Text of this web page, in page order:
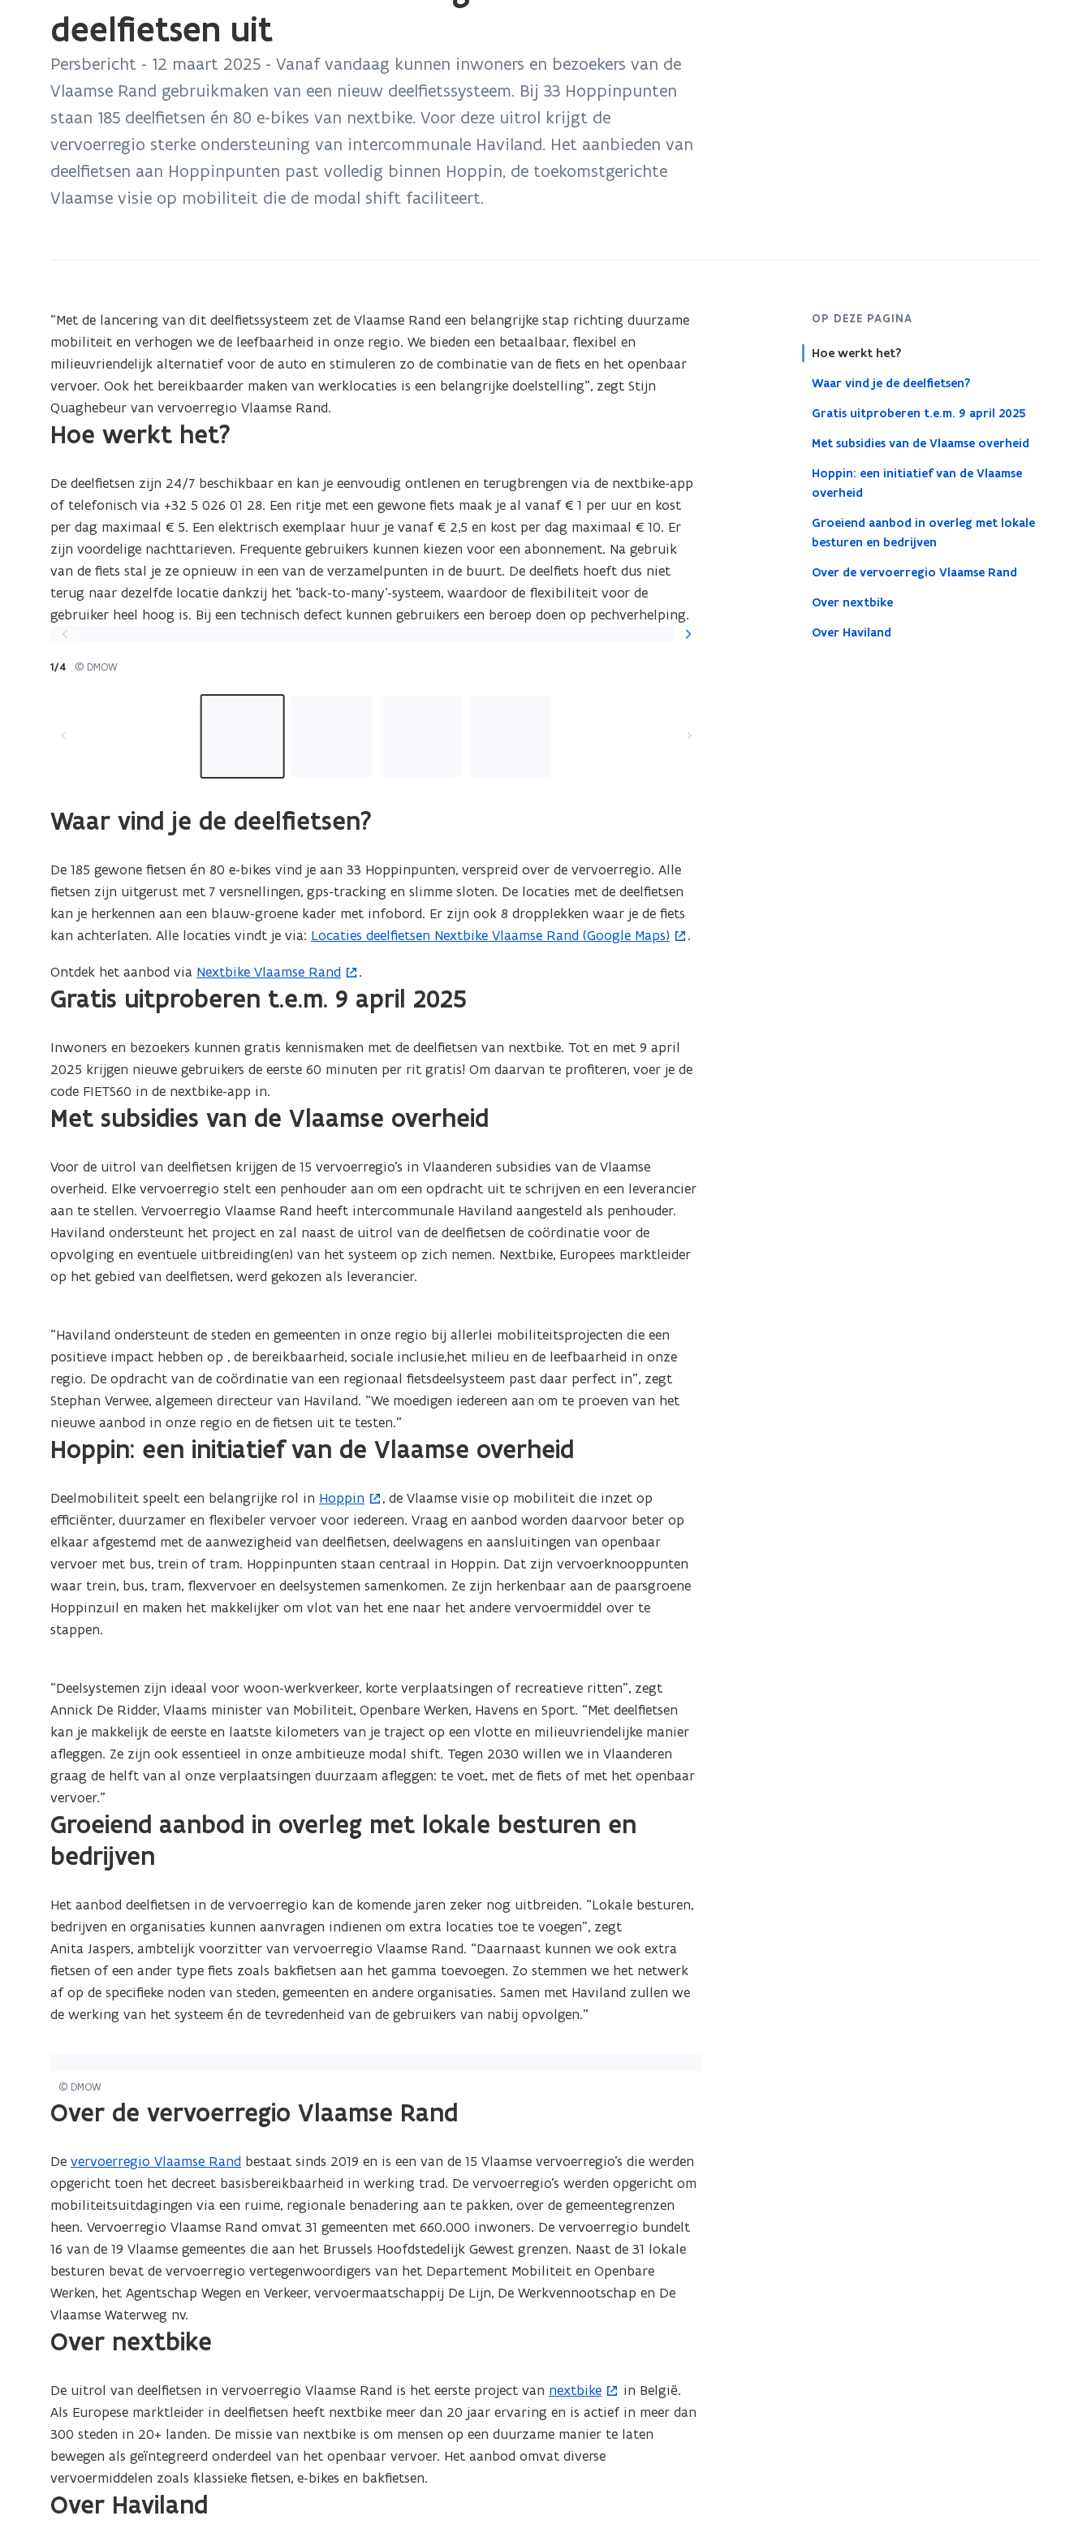
bevindt
maart
2025
Vervoerregio
Vlaamse
deelfietsen uit
Persbericht - 12 maart 2025 - Vanaf vandaag kunnen inwoners en bezoekers van de
Vlaamse Rand gebruikmaken van een nieuw deelfietssysteem. Bij 33 Hoppinpunten
staan 185 deelfietsen én 80 e-bikes van nextbike. Voor deze uitrol krijgt de
vervoerregio sterke ondersteuning van intercommunale Haviland. Het aanbieden van
deelfietsen aan Hoppinpunten past volledig binnen Hoppin, de toekomstgerichte
Vlaamse visie op mobiliteit die de modal shift faciliteert.
OP DEZE PAGINA
Hoe werkt het?
Waar vind je de deelfietsen?
Gratis uitproberen t.e.m. 9 april 2025
Met subsidies van de Vlaamse overheid
Hoppin: een initiatief van de Vlaamse
overheid
Groeiend aanbod in overleg met lokale
besturen en bedrijven
Over de vervoerregio Vlaamse Rand
Over nextbike
Over Haviland
“Met de lancering van dit deelfietssysteem zet de Vlaamse Rand een belangrijke stap richting duurzame
mobiliteit en verhogen we de leefbaarheid in onze regio. We bieden een betaalbaar, flexibel en
milieuvriendelijk alternatief voor de auto en stimuleren zo de combinatie van de fiets en het openbaar
vervoer. Ook het bereikbaarder maken van werklocaties is een belangrijke doelstelling”, zegt Stijn
Quaghebeur van vervoerregio Vlaamse Rand.
Hoe werkt het?
De deelfietsen zijn 24/7 beschikbaar en kan je eenvoudig ontlenen en terugbrengen via de nextbike-app
of telefonisch via +32 5 026 01 28. Een ritje met een gewone fiets maak je al vanaf €1 per uur en kost
per dag maximaal €5. Een elektrisch exemplaar huur je vanaf €2,5 en kost per dag maximaal €10. Er
zijn voordelige nachttarieven. Frequente gebruikers kunnen kiezen voor een abonnement. Na gebruik
van de fiets stal je ze opnieuw in een van de verzamelpunten in de buurt. De deelfiets hoeft dus niet
terug naar dezelfde locatie dankzij het ‘back-to-many’-systeem, waardoor de flexibiliteit voor de
gebruiker heel hoog is. Bij een technisch defect kunnen gebruikers een beroep doen op pechverhelping.
Vorige
slide
Volgende
slide
1/4 © DMOW
Waar vind je de deelfietsen?
De 185 gewone fietsen én 80 e-bikes vind je aan 33 Hoppinpunten, verspreid over de vervoerregio. Alle
fietsen zijn uitgerust met 7 versnellingen, gps-tracking en slimme sloten. De locaties met de deelfietsen
kan je herkennen aan een blauw-groene kader met infobord. Er zijn ook 8 dropplekken waar je de fiets
kan achterlaten. Alle locaties vindt je via: Locaties deelfietsen Nextbike Vlaamse Rand (Google Maps)
(
p
e
t
i
n
u
w
v
e
n
s
e
r
)
.
Ontdek het aanbod via Nextbike Vlaamse Rand
(
o
e
n
t
n
i
e
u
w
v
e
t
e
r
)
.
Gratis uitproberen t.e.m. 9 april 2025
Inwoners en bezoekers kunnen gratis kennismaken met de deelfietsen van nextbike. Tot en met 9 april
2025 krijgen nieuwe gebruikers de eerste 60 minuten per rit gratis! Om daarvan te profiteren, voer je de
code FIETS60 in de nextbike-app in.
Met subsidies van de Vlaamse overheid
Voor de uitrol van deelfietsen krijgen de 15 vervoerregio’s in Vlaanderen subsidies van de Vlaamse
overheid. Elke vervoerregio stelt een penhouder aan om een opdracht uit te schrijven en een leverancier
aan te stellen. Vervoerregio Vlaamse Rand heeft intercommunale Haviland aangesteld als penhouder.
Haviland ondersteunt het project en zal naast de uitrol van de deelfietsen de coördinatie voor de
opvolging en eventuele uitbreiding(en) van het systeem op zich nemen. Nextbike, Europees marktleider
op het gebied van deelfietsen, werd gekozen als leverancier.
“Haviland ondersteunt de steden en gemeenten in onze regio bij allerlei mobiliteitsprojecten die een
positieve impact hebben op , de bereikbaarheid, sociale inclusie,het milieu en de leefbaarheid in onze
regio. De opdracht van de coördinatie van een regionaal fietsdeelsysteem past daar perfect in”, zegt
Stephan Verwee, algemeen directeur van Haviland. “We moedigen iedereen aan om te proeven van het
nieuwe aanbod in onze regio en de fietsen uit te testen.”
Hoppin: een initiatief van de Vlaamse overheid
Deelmobiliteit speelt een belangrijke rol in Hoppin
(
o
p
e
n
t
i
e
u
w
v
n
r
)
, de Vlaamse visie op mobiliteit die inzet op
efficiënter, duurzamer en flexibeler vervoer voor iedereen. Vraag en aanbod worden daarvoor beter op
elkaar afgestemd met de aanwezigheid van deelfietsen, deelwagens en aansluitingen van openbaar
vervoer met bus, trein of tram. Hoppinpunten staan centraal in Hoppin. Dat zijn vervoerknooppunten
waar trein, bus, tram, flexvervoer en deelsystemen samenkomen. Ze zijn herkenbaar aan de paarsgroene
Hoppinzuil en maken het makkelijker om vlot van het ene naar het andere vervoermiddel over te
stappen.
“Deelsystemen zijn ideaal voor woon-werkverkeer, korte verplaatsingen of recreatieve ritten”, zegt
Annick De Ridder, Vlaams minister van Mobiliteit, Openbare Werken, Havens en Sport. “Met deelfietsen
kan je makkelijk de eerste en laatste kilometers van je traject op een vlotte en milieuvriendelijke manier
afleggen. Ze zijn ook essentieel in onze ambitieuze modal shift. Tegen 2030 willen we in Vlaanderen
graag de helft van al onze verplaatsingen duurzaam afleggen: te voet, met de fiets of met het openbaar
vervoer.”
Groeiend aanbod in overleg met lokale besturen en
bedrijven
© DMOW
Het aanbod deelfietsen in de vervoerregio kan de komende jaren zeker nog uitbreiden. “Lokale besturen,
bedrijven en organisaties kunnen aanvragen indienen om extra locaties toe te voegen”, zegt
Anita Jaspers, ambtelijk voorzitter van vervoerregio Vlaamse Rand. “Daarnaast kunnen we ook extra
fietsen of een ander type fiets zoals bakfietsen aan het gamma toevoegen. Zo stemmen we het netwerk
af op de specifieke noden van steden, gemeenten en andere organisaties. Samen met Haviland zullen we
de werking van het systeem én de tevredenheid van de gebruikers van nabij opvolgen.”
Over de vervoerregio Vlaamse Rand
Devervoerregio Vlaamse Rand bestaat sinds 2019 en is een van de 15 Vlaamse vervoerregio’s die werden
opgericht toen het decreet basisbereikbaarheid in werking trad. De vervoerregio’s werden opgericht om
mobiliteitsuitdagingen via een ruime, regionale benadering aan te pakken, over de gemeentegrenzen
heen. Vervoerregio Vlaamse Rand omvat 31 gemeenten met 660.000 inwoners. De vervoerregio bundelt
16 van de 19 Vlaamse gemeentes die aan het Brussels Hoofdstedelijk Gewest grenzen. Naast de 31 lokale
besturen bevat de vervoerregio vertegenwoordigers van het Departement Mobiliteit en Openbare
Werken, het Agentschap Wegen en Verkeer, vervoermaatschappij De Lijn, De Werkvennootschap en De
Vlaamse Waterweg nv.
Over nextbike
De uitrol van deelfietsen in vervoerregio Vlaamse Rand is het eerste project van nextbike
(
o
p
e
in België.
Als Europese marktleider in deelfietsen heeft nextbike meer dan 20 jaar ervaring en is actief in meer dan
300 steden in 20+ landen. De missie van nextbike is om mensen op een duurzame manier te laten
bewegen als geïntegreerd onderdeel van het openbaar vervoer. Het aanbod omvat diverse
vervoermiddelen zoals klassieke fietsen, e-bikes en bakfietsen.
Over Haviland